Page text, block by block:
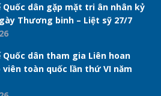
Quốc dân gặp mặt tri ân nhân kỷ
Thương binh – Liệt sỹ 27/7
Quốc dân tham gia Liên hoan
toàn quốc lần thứ VI năm